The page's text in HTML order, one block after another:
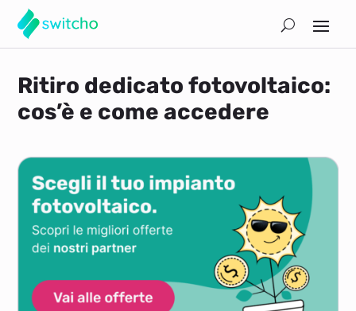
Ritiro dedicato fotovoltaico:
cos’è e come accedere